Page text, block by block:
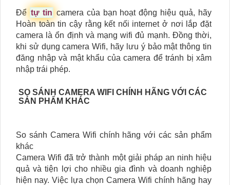
Để tự tin camera của bạn hoạt động hiệu quả, hãy
Hoàn toàn tin cậy rằng kết nối internet ở nơi lắp đặt
camera là ổn định và mạng wifi đủ mạnh. Đồng thời,
khi sử dụng camera Wifi, hãy lưu ý bảo mật thông tin
đăng nhập và mật khẩu của camera để tránh bị xâm
nhập trái phép.
SO SÁNH CAMERA WIFI CHÍNH HÃNG VỚI CÁC
SẢN PHẨM KHÁC
So sánh Camera Wifi chính hãng với các sản phẩm
khác
Camera Wifi đã trở thành một giải pháp an ninh hiệu
quả và tiện lợi cho nhiều gia đình và doanh nghiệp
hiện nay. Việc lựa chọn Camera Wifi chính hãng hay